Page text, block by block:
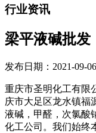
行业资讯
梁平液碱批发
发布日期：2021-09-
重庆市圣明化工有限
庆市大足区龙水镇福
液碱，甲醛，次氯酸
化工公司。我们始终